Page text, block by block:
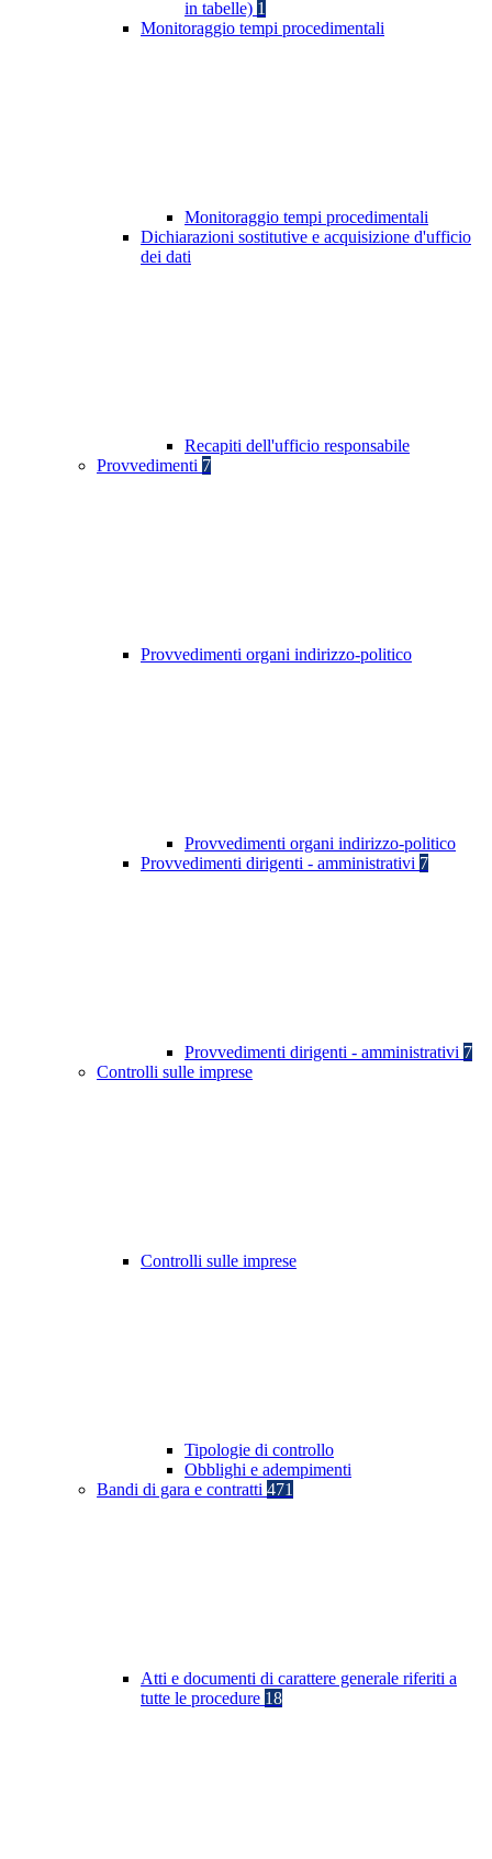
in tabelle) 1
Monitoraggio tempi procedimentali
Monitoraggio tempi procedimentali
Dichiarazioni sostitutive e acquisizione d'ufficio
dei dati
Recapiti dell'ufficio responsabile
Provvedimenti 7
Provvedimenti organi indirizzo-politico
Provvedimenti organi indirizzo-politico
Provvedimenti dirigenti - amministrativi 7
Provvedimenti dirigenti - amministrativi 7
Controlli sulle imprese
Controlli sulle imprese
Tipologie di controllo
Obblighi e adempimenti
Bandi di gara e contratti 471
Atti e documenti di carattere generale riferiti a
tutte le procedure 18